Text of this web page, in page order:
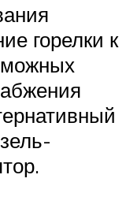
горелки к